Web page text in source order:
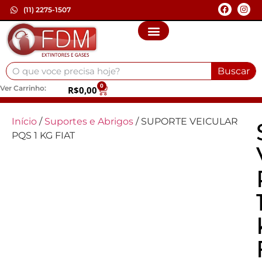
(11) 2275-1507
Buscar
Ver Carrinho: R$0,00 0
Início / Suportes e Abrigos / SUPORTE VEICULAR
PQS 1 KG FIAT